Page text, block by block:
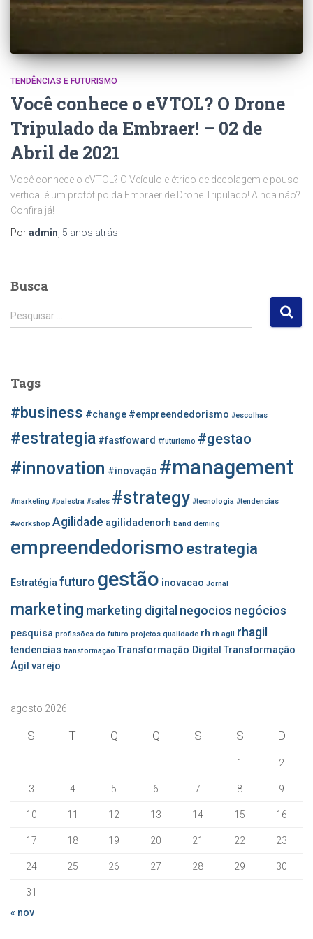
TENDÊNCIAS E FUTURISMO
Você conhece o eVTOL? O Drone
Tripulado da Embraer! – 02 de
Abril de 2021
Você conhece o eVTOL? O Veículo elétrico de decolagem e pouso
vertical é um protótipo da Embraer de Drone Tripulado! Ainda não?
Confira já!
Poradmin 5 anos atrás
Busca
P
e
a
r
o
Pesquisar …
Tags
#business #change #empreendedorismo #escolhas
#estrategia #fastfoward #futurismo #gestao
#innovation #inovação #management
#marketing #palestra #sales #strategy #tecnologia #tendencias
#workshop Agilidade agilidadenorh band deming
empreendedorismoestrategia
Estratégiafuturo gestão inovacao Jornal
marketing marketing digital negocios negócios
pesquisa profissões do futuro projetos qualidade rh rh agil rhagil
tendencias transformação Transformação Digital Transformação
Ágil varejo
agosto 2026
S T Q Q S S D
1 2
3 4 5 6 7 8 9
10 11 12 13 14 15 16
17 18 19 20 21 22 23
24 25 26 27 28 29 30
31
« nov